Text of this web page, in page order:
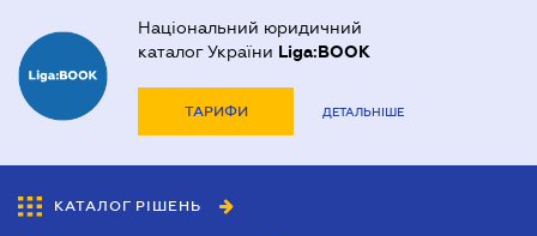
Національний юридичний
каталог України Liga:BOOK
ТАРИФИ ДЕТАЛЬНІШЕ
КАТАЛОГ РІШЕНЬ